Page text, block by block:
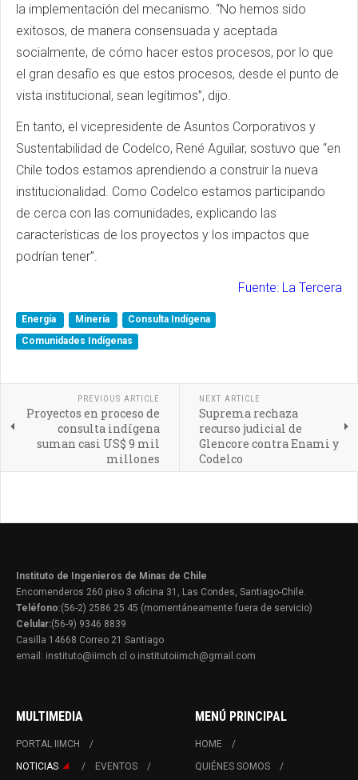
la implementación del mecanismo. “No hemos sido
exitosos, de manera consensuada y aceptada
socialmente, de cómo hacer estos procesos, por lo que
el gran desafío es que estos procesos, desde el punto de
vista institucional, sean legítimos”, dijo.
En tanto, el vicepresidente de Asuntos Corporativos y
Sustentabilidad de Codelco, René Aguilar, sostuvo que “en
Chile todos estamos aprendiendo a construir la nueva
institucionalidad. Como Codelco estamos participando
de cerca con las comunidades, explicando las
características de los proyectos y los impactos que
podrían tener”.
Fuente: La Tercera
Energía Minería
Consulta Indígena
Comunidades Indígenas
PREVIOUS ARTICLE
Proyectos en proceso de
consulta indígena
suman casi US$ 9 mil
millones
NEXT ARTICLE
Suprema rechaza
recurso judicial de
Glencore contra Enami y
Codelco
Instituto de Ingenieros de Minas de Chile
Encomenderos 260 piso 3 oficina 31, Las Condes, Santiago-Chile.
Teléfono:(56-2) 2586 25 45 (momentáneamente fuera de servicio)
Celular:(56-9) 9346 8839
Casilla 14668 Correo 21 Santiago
email: instituto@iimch.cl o institutoiimch@gmail.com
MULTIMEDIA
PORTAL IIMCH
NOTICIAS
EVENTOS
MENÚ PRINCIPAL
HOME
QUIÉNES SOMOS